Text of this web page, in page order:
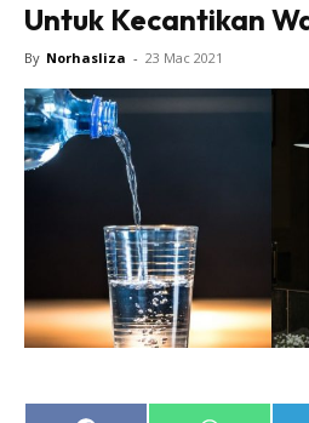
Untuk Kecantikan
By Norhasliza - 23 Mac 2021